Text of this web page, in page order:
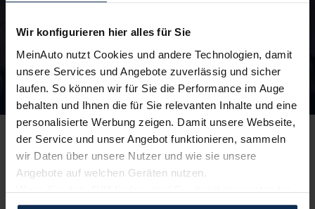
Wir konfigurieren hier alles für Sie
MeinAuto nutzt Cookies und andere Technologien, damit
unsere Services und Angebote zuverlässig und sicher
laufen. So können wir für Sie die Performance im Auge
behalten und Ihnen die für Sie relevanten Inhalte und eine
personalisierte Werbung zeigen. Damit unsere Webseite,
der Service und unser Angebot funktionieren, sammeln
wir Daten über unsere Nutzer und wie sie unsere
Angebote auf welchen Geräten nutzen.
Wenn Sie das „OK“ finden, sind Sie damit einverstanden
und erlauben uns Cookies für unseren Service zu
zu den FAQ
Unsere Top Marken
Peugeot Skoda